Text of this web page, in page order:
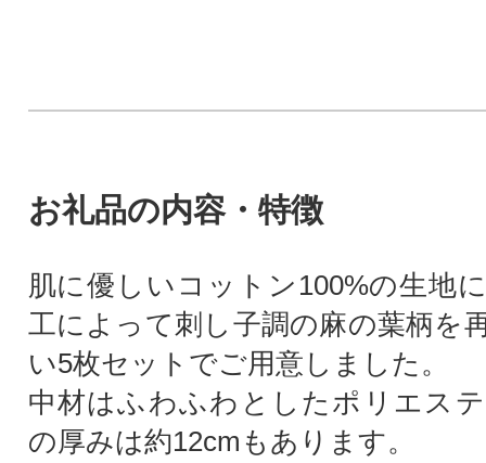
お礼品の内容・特徴
肌に優しいコットン100%の生地
工によって刺し子調の麻の葉柄を
い5枚セットでご用意しました。
中材はふわふわとしたポリエス
の厚みは約12cmもあります。